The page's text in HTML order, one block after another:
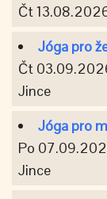
Čt
Jóga pro
Čt
Jince
Jóga pro
Po
Jince